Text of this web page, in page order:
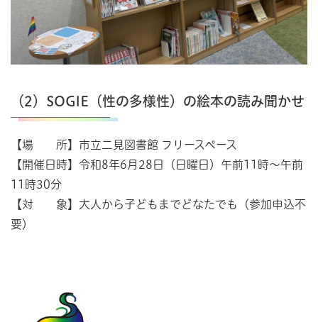
（2）SOGIE（性の多様性）の絵本の読み聞かせ
【場 所】市立二見図書館 フリースペース
【開催日時】令和8年6月28日（日曜日）午前11時～午前
11時30分
【対 象】大人から子どもまでどなたでも（参加申込不
要）